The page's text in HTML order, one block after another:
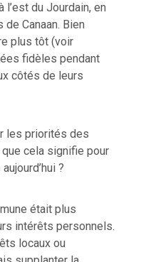
du Jourdain, en
Canaan. Bien
plus tôt (voir
fidèles pendant
côtés de leurs
les priorités des
cela signifie pour
?
était plus
intérêts personnels.
locaux ou